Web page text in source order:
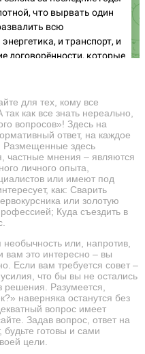
для тех, кому все
как все знать нереально,
вопросов»! Здесь на
ответ, на каждое
Размещенные здесь
частные мнения – являются
личного опыта,
или имеют под
как: Сварить
или золотую
Куда съездить в
или, напротив,
вам это интересно – вы
Если вам требуется совет –
что бы вы не остались
решения. Разумеется,
наверняка останутся без
вопрос имеет
Задав вопрос, ответ на
будьте готовы и сами
цели.